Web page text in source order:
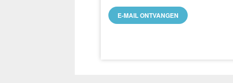
E-MAIL ONTVANGEN